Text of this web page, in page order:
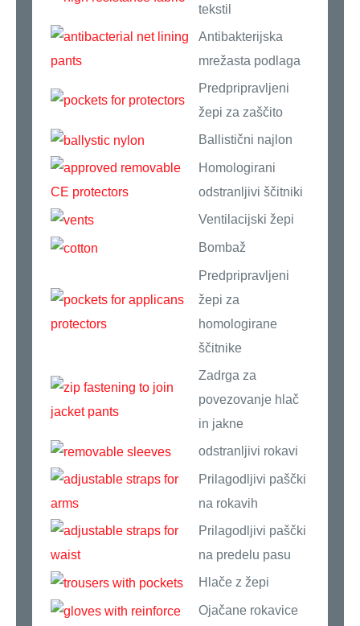
tekstil
Antibakterijska
mrežasta podlaga
Predpripravljeni
žepi za zaščito
Ballistični najlon
Homologirani
odstranljivi ščitniki
Ventilacijski žepi
Bombaž
Predpripravljeni
žepi za
homologirane
ščitnike
Zadrga za
povezovanje hlač
in jakne
odstranljivi rokavi
Prilagodljivi paščki
na rokavih
Prilagodljivi paščki
na predelu pasu
Hlače z žepi
Ojačane rokavice